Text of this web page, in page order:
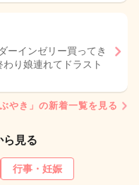
ーインゼリー買ってき
り娘連れてドラスト
やき」の新着一覧を見る
ら見る
行事・妊娠